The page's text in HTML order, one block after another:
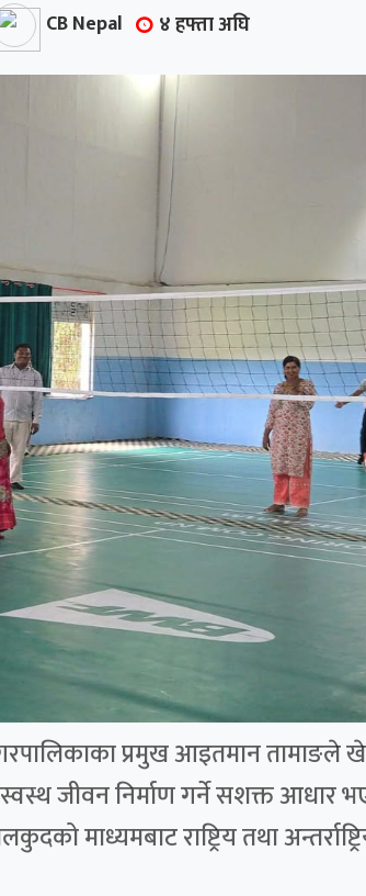
CB Nepal ४ हफ्ता अघि
प्रमुख आइतमान तामाङले
जीवन निर्माण गर्ने सशक्त आधार
माध्यमबाट राष्ट्रिय तथा